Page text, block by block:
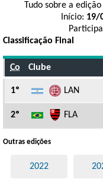
Tudo sobre a edição
Início: 19/
Classificação Final
Co Clube
1º LAN
2º FLA
Outras edições
2022